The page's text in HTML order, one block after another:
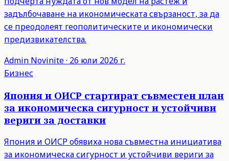
задълбочаване на икономическата свързаност, за да
се преодолеят геополитическите и икономически
предизвикателства.
Admin Novinite· 26 юли 2026 г.
Бизнес
Япония и ОИСР стартират съвместен план
за икономическа сигурност и устойчиви
вериги за доставки
Япония и ОИСР обявиха нова съвместна инициатива
за икономическа сигурност и устойчиви вериги за